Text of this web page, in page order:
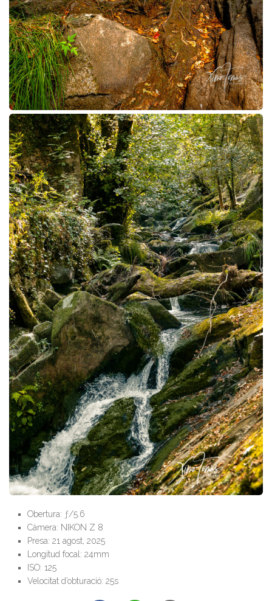
Obertura: ƒ/5.6
Càmera: NIKON Z 8
Presa: 21 agost, 2025
Longitud focal: 24mm
ISO: 125
Velocitat d’obturació: 25s